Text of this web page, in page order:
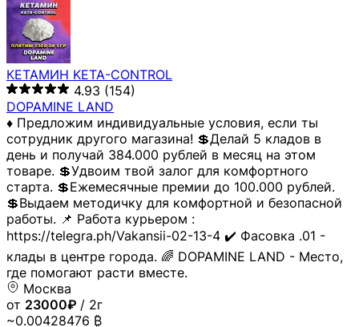
КЕТАМИН KETA-CONTROL
4.93 (154)
DOPAMINE LAND
♦️ Предложим индивидуальные условия, если ты
сотрудник другого магазина! 💲Делай 5 кладов в
день и получай 384.000 рублей в месяц на этом
товаре. 💲Удвоим твой залог для комфортного
старта. 💲Ежемесячные премии до 100.000 рублей.
💲Выдаем методичку для комфортной и безопасной
работы. 📌 Работа курьером :
https://telegra.ph/Vakansii-02-13-4 ✔️ Фасовка .01 -
клады в центре города. 🌈 DOPAMINE LAND - Место,
где помогают расти вместе.
Москва
от 23000₽ / 2г
~0.00428476 ₿